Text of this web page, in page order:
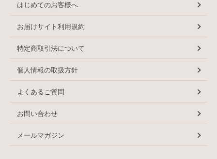
はじめてのお客様へ
お届けサイト利用規約
特定商取引法について
個人情報の取扱方針
よくあるご質問
お問い合わせ
メールマガジン